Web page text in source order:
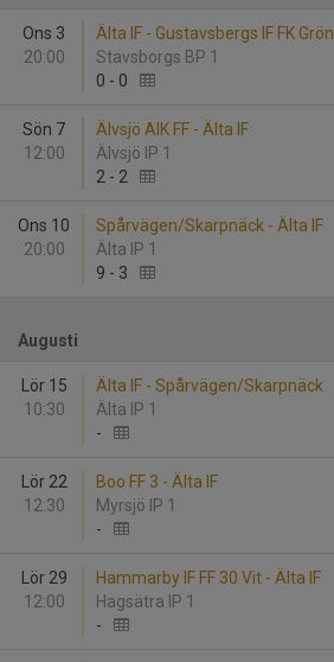
Ons 3
20:00
Älta IF - Gustavsbergs IF FK Grön
Stavsborgs BP 1
0 - 0
Sön 7
12:00
Älvsjö AIK FF - Älta IF
Älvsjö IP 1
2 - 2
Ons 10
20:00
Spårvägen/Skarpnäck - Älta IF
Älta IP 1
9 - 3
Augusti
Lör 15
10:30
Älta IF - Spårvägen/Skarpnäck
Älta IP 1
-
Lör 22
12:30
Boo FF 3 - Älta IF
Myrsjö IP 1
-
Lör 29
12:00
Hammarby IF FF 30 Vit - Älta IF
Hagsätra IP 1
-